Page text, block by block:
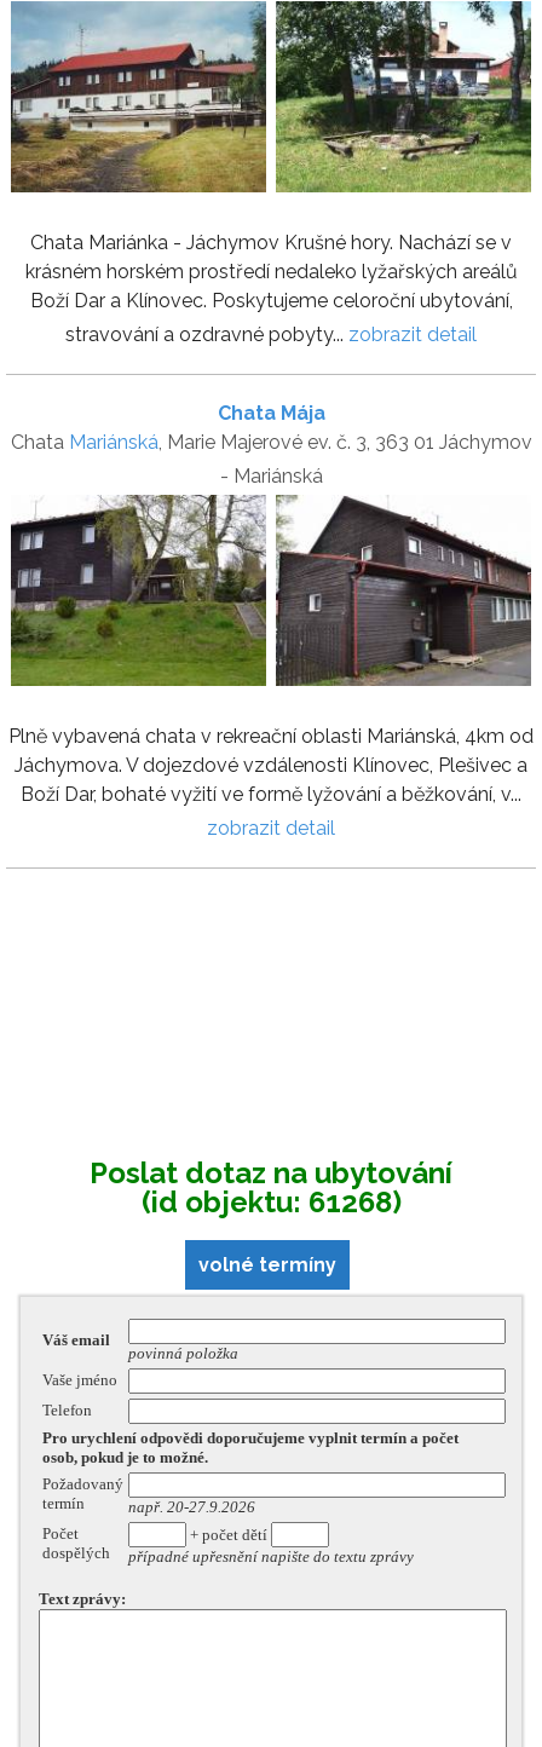
Chata Mariánka - Jáchymov Krušné hory. Nachází se v
krásném horském prostředí nedaleko lyžařských areálů
Boží Dar a Klínovec. Poskytujeme celoroční ubytování,
stravování a ozdravné pobyty... zobrazit detail
Chata Mája
Chata Mariánská, Marie Majerové ev. č. 3, 363 01 Jáchymov
- Mariánská
Plně vybavená chata v rekreační oblasti Mariánská, 4km od
Jáchymova. V dojezdové vzdálenosti Klínovec, Plešivec a
Boží Dar, bohaté vyžití ve formě lyžování a běžkování, v...
zobrazit detail
Poslat dotaz na ubytování
(id objektu: 61268)
volné termíny